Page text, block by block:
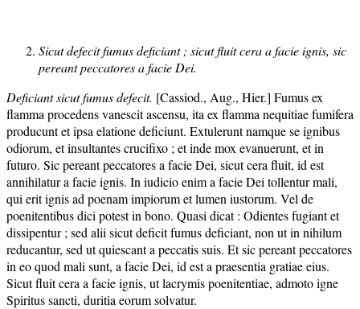
Sicut defecit fumus deficiant ; sicut fluit cera a facie ignis, sic
pereant peccatores a facie Dei.
Deficiant sicut fumus defecit. [Cassiod., Aug., Hier.] Fumus ex
flamma procedens vanescit ascensu, ita ex flamma nequitiae fumifera
producunt et ipsa elatione deficiunt. Extulerunt namque se ignibus
odiorum, et insultantes crucifixo ; et inde mox evanuerunt, et in
futuro. Sic pereant peccatores a facie Dei, sicut cera fluit, id est
annihilatur a facie ignis. In iudicio enim a facie Dei tollentur mali,
qui erit ignis ad poenam impiorum et lumen iustorum. Vel de
poenitentibus dici potest in bono. Quasi dicat : Odientes fugiant et
dissipentur ; sed alii sicut deficit fumus deficiant, non ut in nihilum
reducantur, sed ut quiescant a peccatis suis. Et sic pereant peccatores
in eo quod mali sunt, a facie Dei, id est a praesentia gratiae eius.
Sicut fluit cera a facie ignis, ut lacrymis poenitentiae, admoto igne
Spiritus sancti, duritia eorum solvatur.